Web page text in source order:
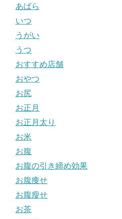
あばら
いつ
うがい
うつ
おすすめ店舗
おやつ
お尻
お正月
お正月太り
お米
お腹
お腹の引き締め効果
お腹痩せ
お腹瘦せ
お茶